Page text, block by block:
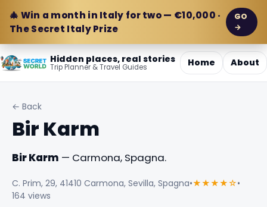
🎄 Win a month in Italy for two — €10,000 ·
The Secret Italy Prize
GO
→
Hidden places, real stories
Trip Planner & Travel Guides Home About
← Back
Bir Karm
Bir Karm — Carmona, Spagna.
C. Prim, 29, 41410 Carmona, Sevilla, Spagna•★★★★☆•
164 views